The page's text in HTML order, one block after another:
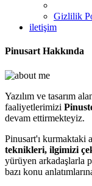
Gizlilik
iletişim
Pinusart Hakkında
Yazılım ve tasarım
faaliyetlerimizi
devam ettirmekteyiz.
Pinusart'ı kurmaktaki
teknikleri, ilgimizi
yürüyen arkadaşlarla
bazı konu